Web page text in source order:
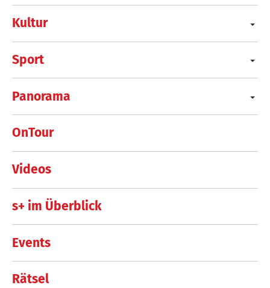
Kultur
Sport
Panorama
OnTour
Videos
s+ im Überblick
Events
Rätsel